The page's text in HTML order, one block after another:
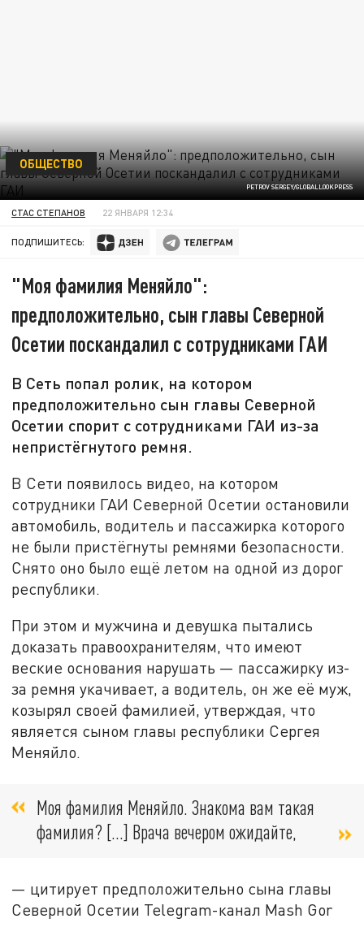
PETROV SERGEY/GLOBALLOOKPRESS
ОБЩЕСТВО
СТАС СТЕПАНОВ 22 ЯНВАРЯ 12:34
ПОДПИШИТЕСЬ:
"Моя фамилия Меняйло":
предположительно, сын главы Северной
Осетии поскандалил с сотрудниками ГАИ
В Сеть попал ролик, на котором
предположительно сын главы Северной
Осетии спорит с сотрудниками ГАИ из-за
непристёгнутого ремня.
В Сети появилось видео, на котором
сотрудники ГАИ Северной Осетии остановили
автомобиль, водитель и пассажирка которого
не были пристёгнуты ремнями безопасности.
Снято оно было ещё летом на одной из дорог
республики.
При этом и мужчина и девушка пытались
доказать правоохранителям, что имеют
веские основания нарушать — пассажирку из-
за ремня укачивает, а водитель, он же её муж,
козырял своей фамилией, утверждая, что
является сыном главы республики Сергея
Меняйло.
Моя фамилия Меняйло. Знакома вам такая
фамилия? [...] Врача вечером ожидайте,
— цитирует предположительно сына главы
Северной Осетии Telegram-канал Mash Gor